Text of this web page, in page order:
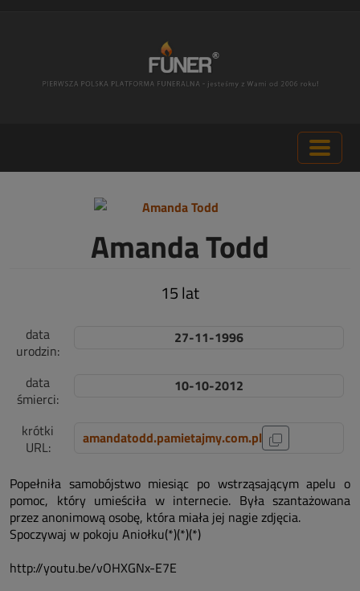
Amanda Todd
15 lat
data
urodzin:
27-11-1996
data
śmierci:
10-10-2012
krótki
URL:
amandatodd.pamietajmy.com.pl
Popełniła samobójstwo miesiąc po wstrząsającym apelu o
pomoc, który umieściła w internecie. Była szantażowana
przez anonimową osobę, która miała jej nagie zdjęcia.
Spoczywaj w pokoju Aniołku(*)(*)(*)
http://youtu.be/vOHXGNx-E7E